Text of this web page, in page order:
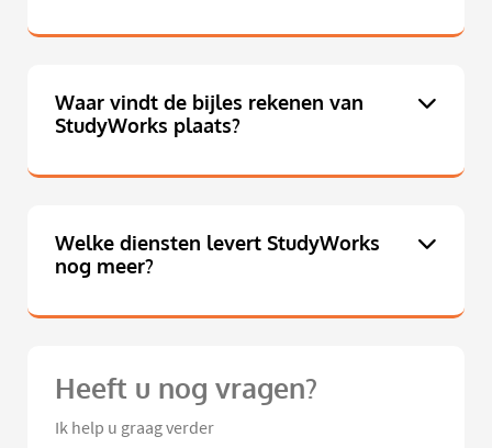
Waar vindt de bijles rekenen van
StudyWorks plaats?
Welke diensten levert StudyWorks
nog meer?
Heeft u nog vragen?
Ik help u graag verder